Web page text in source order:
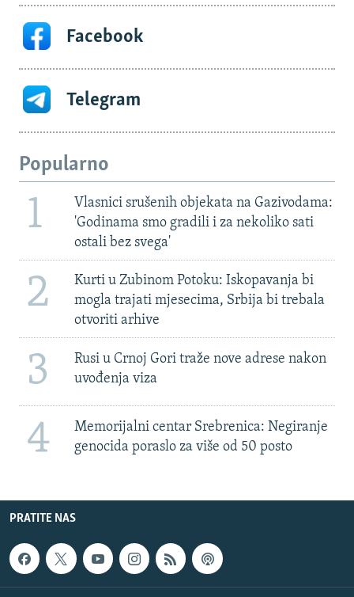
Facebook
Telegram
Popularno
1
Vlasnici srušenih objekata na Gazivodama:
'Godinama smo gradili i za nekoliko sati
ostali bez svega'
2
Kurti u Zubinom Potoku: Iskopavanja bi
mogla trajati mjesecima, Srbija bi trebala
otvoriti arhive
3
Rusi u Crnoj Gori traže nove adrese nakon
uvođenja viza
4
Memorijalni centar Srebrenica: Negiranje
genocida poraslo za više od 50 posto
PRATITE NAS